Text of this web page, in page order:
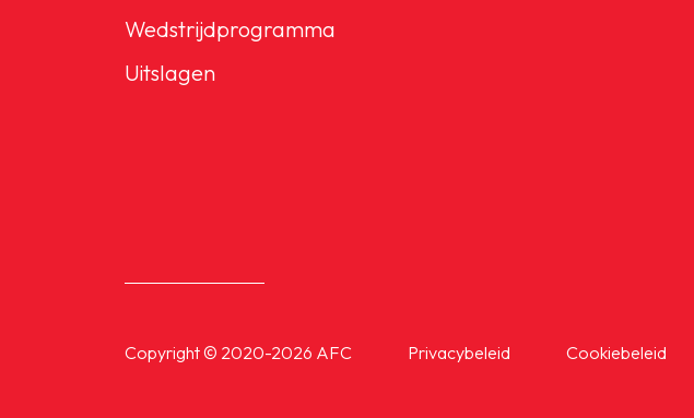
Wedstrijdprogramma
Uitslagen
Copyright © 2020-2026 AFC Privacybeleid Cookiebeleid